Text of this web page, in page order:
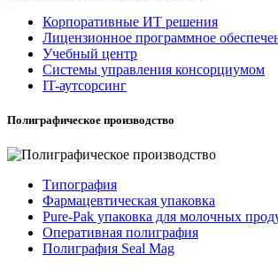
Корпоративные ИТ решения
Лицензионное программное
Учебный центр
Системы управления консорциумом
IT-аутсорсинг
Полиграфическое производство
Типография
Фармацевтическая упаковка
Pure-Pak упаковка для молочных
Оперативная полиграфия
Полиграфия Seal Mag